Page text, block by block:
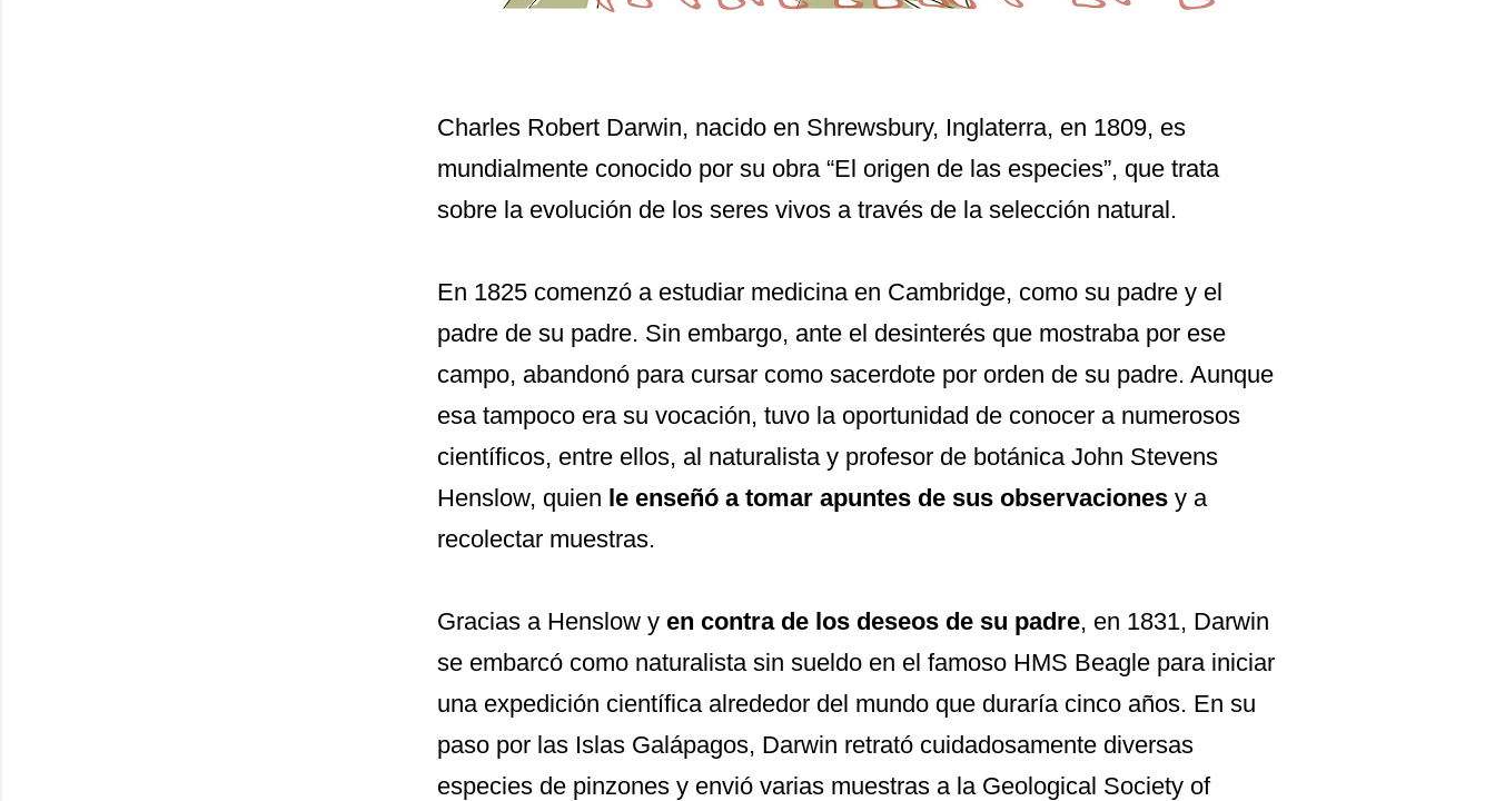
Charles Robert Darwin, nacido en Shrewsbury, Inglaterra, en 1809, es
mundialmente conocido por su obra “El origen de las especies”, que trata
sobre la evolución de los seres vivos a través de la selección natural.
En 1825 comenzó a estudiar medicina en Cambridge, como su padre y el
padre de su padre. Sin embargo, ante el desinterés que mostraba por ese
campo, abandonó para cursar como sacerdote por orden de su padre. Aunque
esa tampoco era su vocación, tuvo la oportunidad de conocer a numerosos
científicos, entre ellos, al naturalista y profesor de botánica John Stevens
Henslow, quien le enseñó a tomar apuntes de sus observacionesy a
recolectar muestras.
Gracias a Henslow y en contra de los deseos de su padre, en 1831, Darwin
se embarcó como naturalista sin sueldo en el famoso HMS Beaglepara iniciar
una expedición científica alrededor del mundo que duraría cinco años. En su
paso por las Islas Galápagos, Darwin retrató cuidadosamente diversas
especies de pinzones y envió varias muestras a la Geological Society of